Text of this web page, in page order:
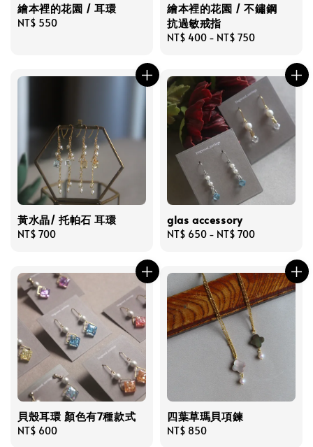
繪本裡的花園 / 耳環
Regular
NT$ 550
繪本裡的花園 / 不鏽鋼
抗過敏戒指
Regular
NT$ 400 - NT$ 750
黃水晶/ 托帕石 耳環
Regular
NT$ 700
glas accessory
Regular
NT$ 650 - NT$ 700
貝殼耳環 顏色有7種款式
Regular
NT$ 600
四葉草瑪貝項鍊
Regular
NT$ 850